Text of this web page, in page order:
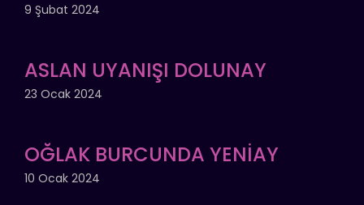
9 Şubat 2024
ASLAN UYANIŞI DOLUNAY
23 Ocak 2024
OĞLAK BURCUNDA YENİAY
10 Ocak 2024